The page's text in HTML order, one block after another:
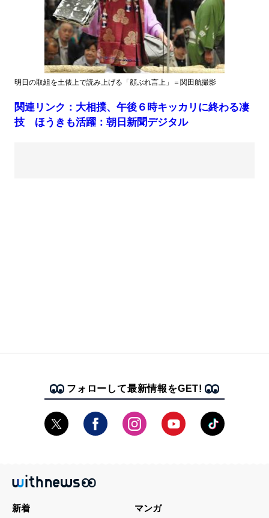
明日の取組を土俵上で読み上げる「顔ぶれ言上」＝関田航撮影
関連リンク：大相撲、午後６時キッカリに終わる凄
技 ほうきも活躍：朝日新聞デジタル
フォローして最新情報をGET!
新着 マンガ